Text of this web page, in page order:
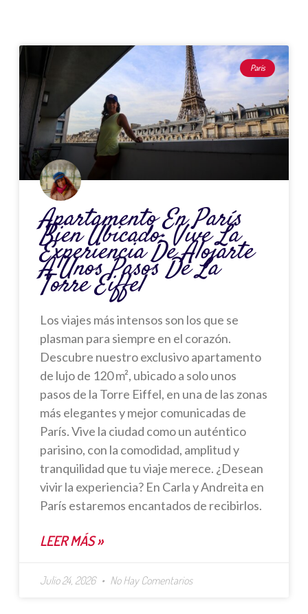
París
Apartamento En París
Bien Ubicado: Vive La
Experiencia De Alojarte
A Unos Pasos De La
Torre Eiffel
Los viajes más intensos son los que se
plasman para siempre en el corazón.
Descubre nuestro exclusivo apartamento
de lujo de 120 m², ubicado a solo unos
pasos de la Torre Eiffel, en una de las zonas
más elegantes y mejor comunicadas de
París. Vive la ciudad como un auténtico
parisino, con la comodidad, amplitud y
tranquilidad que tu viaje merece. ¿Desean
vivir la experiencia? En Carla y Andreita en
París estaremos encantados de recibirlos.
LEER MÁS »
Julio 24, 2026 No Hay Comentarios
Página
Página
Página
Página
Página